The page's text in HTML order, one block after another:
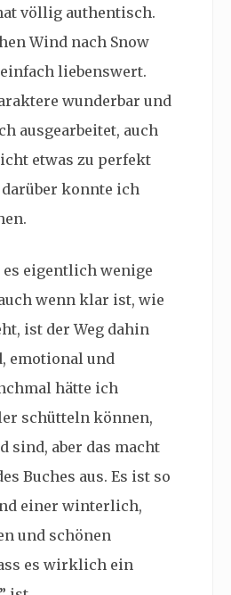
völlig authentisch.
Wind nach Snow
liebenswert.
wunderbar und
ausgearbeitet, auch
etwas zu perfekt
darüber konnte ich
eigentlich wenige
wenn klar ist, wie
ist der Weg dahin
emotional und
hätte ich
schütteln können,
sind, aber das macht
Buches aus. Es ist so
einer winterlich,
und schönen
es wirklich ein